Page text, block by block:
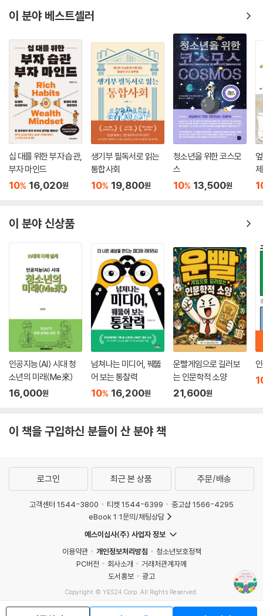
이 분야 베스트셀러
십 대를 위한 부자 습관,
부자 마인드
10% 16,020원
생기부 필독서로 읽는
통합사회
10% 19,800원
청소년을 위한 코스모
스
10% 13,500원
이 분야 신상품
인공지능(AI) 시대 청
소년의 미래(Me來)
16,000원
넘쳐나는 미디어, 꿰뚫
어 보는 통찰력
10% 16,200원
운빨게임으로 길러보
는 인문학적 소양
21,600원
이 책을 구입하신 분들이 산 분야 책
로그인 최근 본 상품 주문/배송
고객센터 1544-3800 티켓 1544-6399
중고샵 1566-4295
eBook 1:1문의/채팅상담
예스이십사(주) 사업자 정보
이용약관
개인정보처리방침
청소년보호정책
PC버전
회사소개
거래처관계자께
도서홍보
광고
Copyright © YES24 Corp. All Rights Reserved.